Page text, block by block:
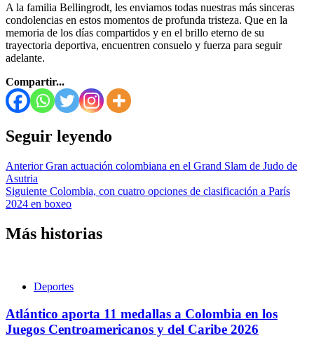
A la familia Bellingrodt, les enviamos todas nuestras más sinceras
condolencias en estos momentos de profunda tristeza. Que en la
memoria de los días compartidos y en el brillo eterno de su
trayectoria deportiva, encuentren consuelo y fuerza para seguir
adelante.
Compartir...
Seguir leyendo
AnteriorGran actuación colombiana en el Grand Slam de Judo de
Asutria
Siguiente Colombia, con cuatro opciones de clasificación a París
2024 en boxeo
Más historias
Deportes
Atlántico aporta 11 medallas a Colombia en los
Juegos Centroamericanos y del Caribe 2026